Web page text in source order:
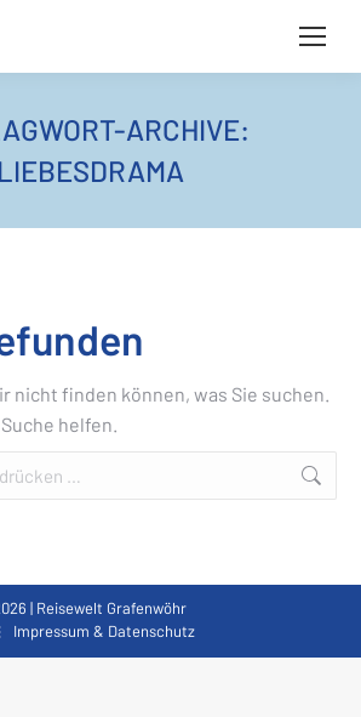
ARCHIVE:
LIEBESDRAMA
nicht finden können, was Sie suchen.
helfen.
| Reisewelt Grafenwöhr
Impressum & Datenschutz